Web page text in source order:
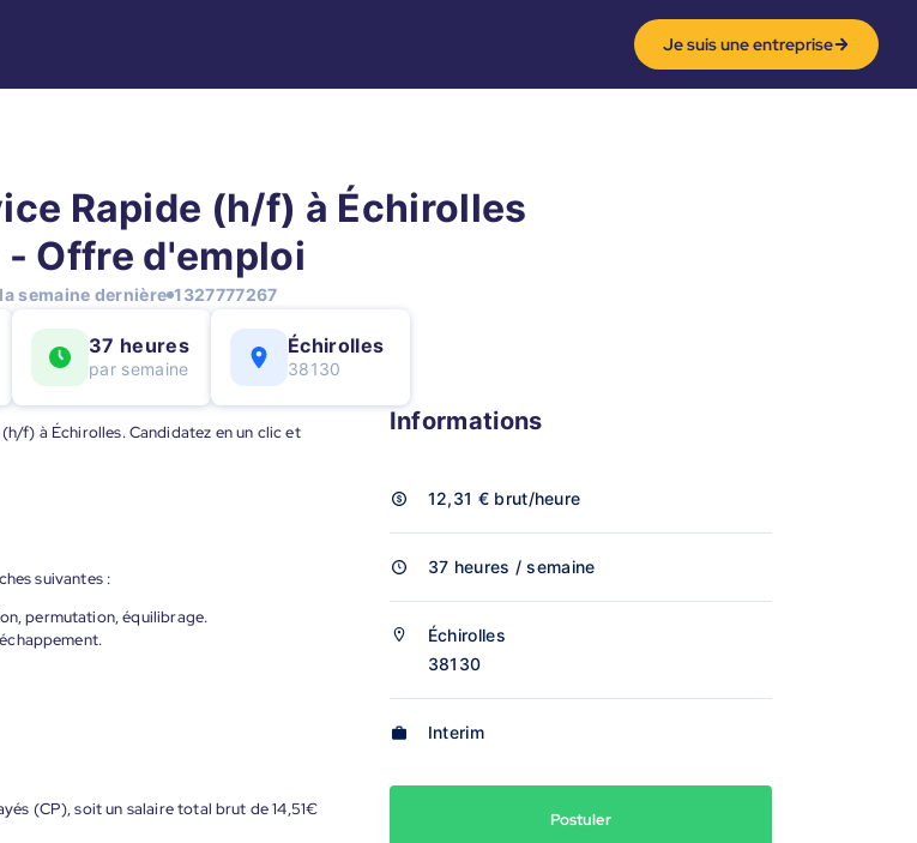
Je suis une entreprise
Rapide (h/f) à Échirolles
Offre d'emploi
semaine dernière 1327777267
37 heures
par semaine
Échirolles
38130
f) à Échirolles. Candidatez en un clic et
suivantes :
permutation, équilibrage.
(CP), soit un salaire total brut de 14,51€
Informations
12,31 € brut/heure
37 heures / semaine
Échirolles
38130
Interim
Postuler